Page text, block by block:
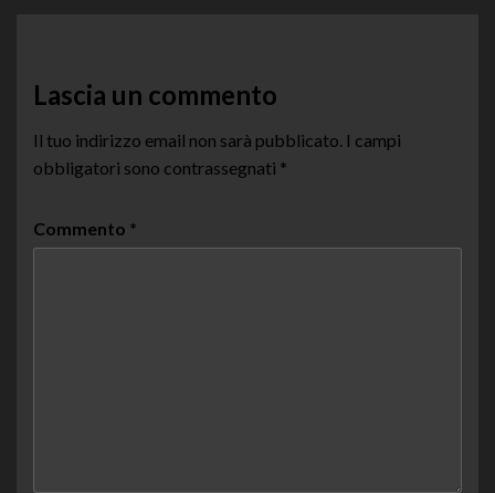
Lascia un commento
Il tuo indirizzo email non sarà pubblicato. I campi
obbligatori sono contrassegnati *
Commento *